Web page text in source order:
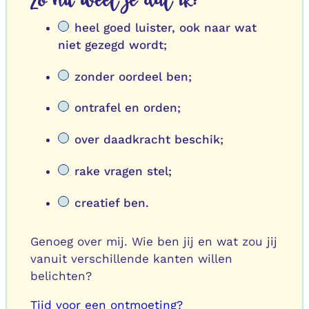
heel goed luister, ook naar wat
niet gezegd wordt;
zonder oordeel ben;
ontrafel en orden;
over daadkracht beschik;
rake vragen stel;
creatief ben.
Genoeg over mij. Wie ben jij en wat zou jij
vanuit verschillende kanten willen
belichten?
Tijd voor een ontmoeting?